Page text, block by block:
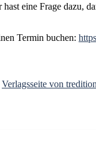
eine Frage
Termin buchen:
Verlagsseite von tredition